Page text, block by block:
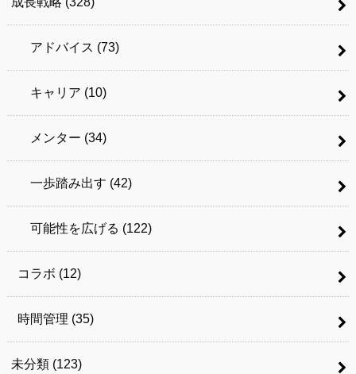
アドバイス (73)
キャリア (10)
メンター (34)
一歩踏み出す (42)
可能性を広げる (122)
コラボ (12)
時間管理 (35)
未分類 (123)